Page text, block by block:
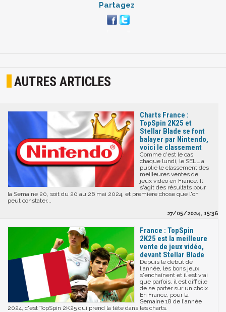
Partagez
AUTRES ARTICLES
Charts France :
TopSpin 2K25 et
Stellar Blade se font
balayer par Nintendo,
voici le classement
Comme c'est le cas
chaque lundi, le SELL a
publié le classement des
meilleures ventes de
jeux vidéo en France. Il
s'agit des résultats pour
la Semaine 20, soit du 20 au 26 mai 2024, et première chose que l'on
peut constater...
27/05/2024, 15:36
France : TopSpin
2K25 est la meilleure
vente de jeux vidéo,
devant Stellar Blade
Depuis le début de
l'année, les bons jeux
s'enchaînent et il est vrai
que parfois, il est difficile
de se porter sur un choix.
En France, pour la
Semaine 18 de l'année
2024, c'est TopSpin 2K25 qui prend la tête dans les charts.